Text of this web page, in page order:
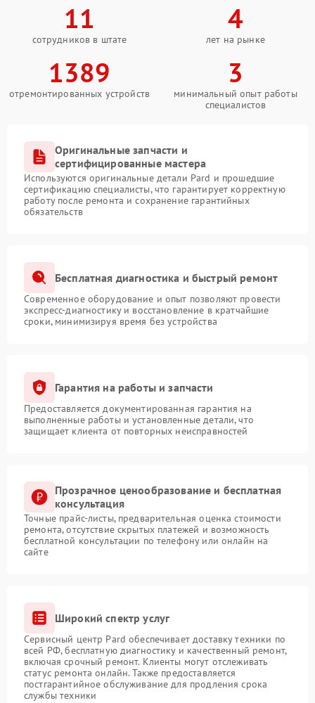
11
сотрудников в штате
4
лет на рынке
1389
отремонтированных устройств
3
минимальный опыт работы
специалистов
Оригинальные запчасти и
сертифицированные мастера
Используются оригинальные детали Pard и прошедшие
сертификацию специалисты, что гарантирует корректную
работу после ремонта и сохранение гарантийных
обязательств
Бесплатная диагностика и быстрый ремонт
Современное оборудование и опыт позволяют провести
экспресс-диагностику и восстановление в кратчайшие
сроки, минимизируя время без устройства
Гарантия на работы и запчасти
Предоставляется документированная гарантия на
выполненные работы и установленные детали, что
защищает клиента от повторных неисправностей
Прозрачное ценообразование и бесплатная
консультация
Точные прайс-листы, предварительная оценка стоимости
ремонта, отсутствие скрытых платежей и возможность
бесплатной консультации по телефону или онлайн на
сайте
Широкий спектр услуг
Сервисный центр Pard обеспечивает доставку техники по
всей РФ, бесплатную диагностику и качественный ремонт,
включая срочный ремонт. Клиенты могут отслеживать
статус ремонта онлайн. Также предоставляется
постгарантийное обслуживание для продления срока
службы техники